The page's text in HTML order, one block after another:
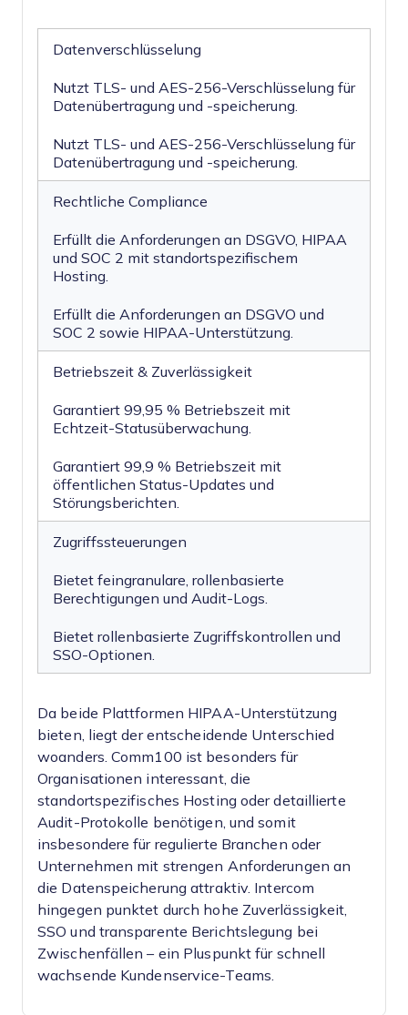
Datenverschlüsselung
Nutzt TLS- und AES-256-Verschlüsselung für
Datenübertragung und -speicherung.
Nutzt TLS- und AES-256-Verschlüsselung für
Datenübertragung und -speicherung.
Rechtliche Compliance
Erfüllt die Anforderungen an DSGVO, HIPAA
und SOC 2 mit standortspezifischem
Hosting.
Erfüllt die Anforderungen an DSGVO und
SOC 2 sowie HIPAA-Unterstützung.
Betriebszeit & Zuverlässigkeit
Garantiert 99,95 % Betriebszeit mit
Echtzeit-Statusüberwachung.
Garantiert 99,9 % Betriebszeit mit
öffentlichen Status-Updates und
Störungsberichten.
Zugriffssteuerungen
Bietet feingranulare, rollenbasierte
Berechtigungen und Audit-Logs.
Bietet rollenbasierte Zugriffskontrollen und
SSO-Optionen.
Da beide Plattformen HIPAA-Unterstützung
bieten, liegt der entscheidende Unterschied
woanders. Comm100 ist besonders für
Organisationen interessant, die
standortspezifisches Hosting oder detaillierte
Audit-Protokolle benötigen, und somit
insbesondere für regulierte Branchen oder
Unternehmen mit strengen Anforderungen an
die Datenspeicherung attraktiv. Intercom
hingegen punktet durch hohe Zuverlässigkeit,
SSO und transparente Berichtslegung bei
Zwischenfällen – ein Pluspunkt für schnell
wachsende Kundenservice-Teams.